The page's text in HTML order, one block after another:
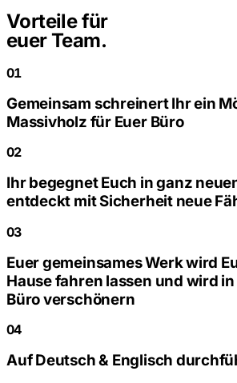
Vorteile für
euer Team.
01
Gemeinsam schreinert Ihr ein
Massivholz für Euer Büro
02
Ihr begegnet Euch in ganz
entdeckt mit Sicherheit neue
03
Euer gemeinsames Werk wird
Hause fahren lassen und wird
Büro verschönern
04
Auf Deutsch & Englisch